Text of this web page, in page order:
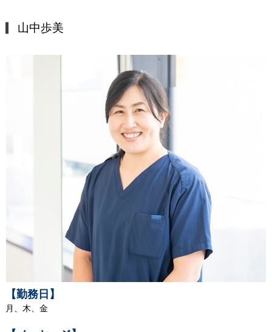
山中歩美
【勤務日】
月、木、金